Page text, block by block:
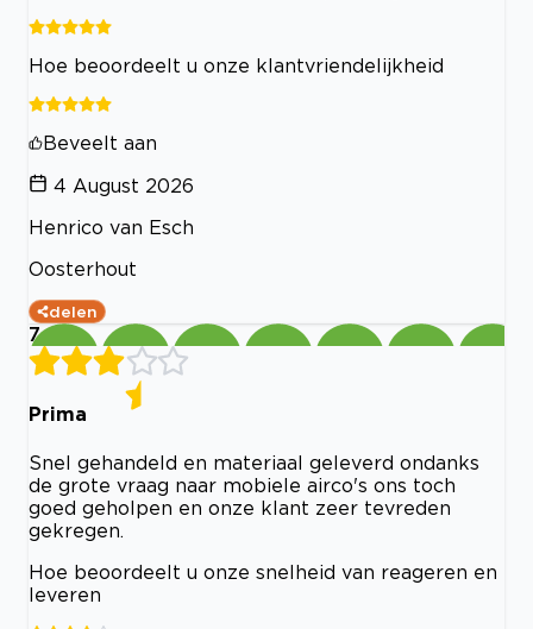
Hoe beoordeelt u onze klantvriendelijkheid
Beveelt aan
4 August 2026
Henrico van Esch
Oosterhout
delen
7
Prima
Snel gehandeld en materiaal geleverd ondanks
de grote vraag naar mobiele airco's ons toch
goed geholpen en onze klant zeer tevreden
gekregen.
Hoe beoordeelt u onze snelheid van reageren en
leveren